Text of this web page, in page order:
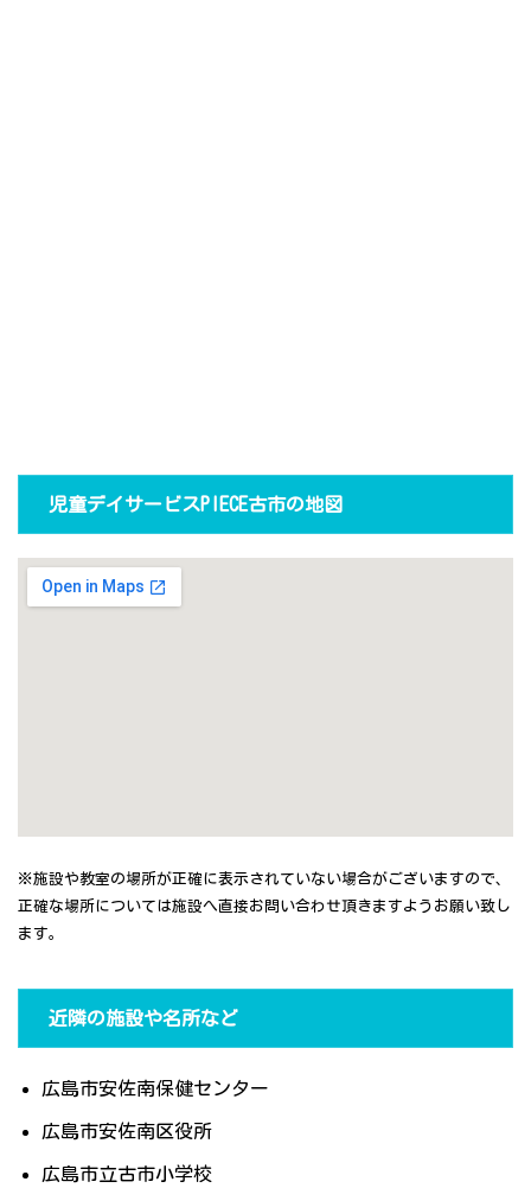
児童デイサービスPIECE古市の地図
※施設や教室の場所が正確に表示されていない場合がございますので、
正確な場所については施設へ直接お問い合わせ頂きますようお願い致し
ます。
近隣の施設や名所など
広島市安佐南保健センター
広島市安佐南区役所
広島市立古市小学校